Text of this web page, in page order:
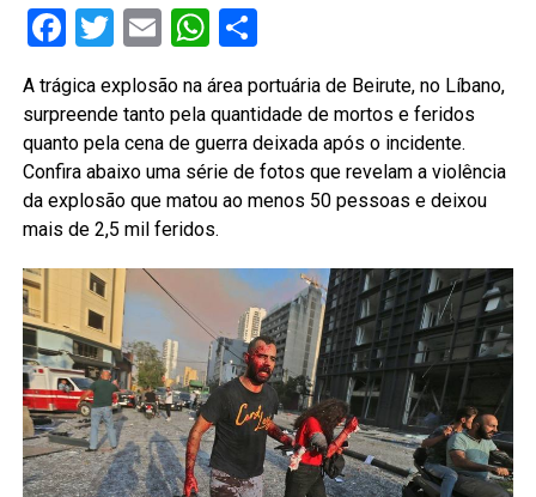
Facebook
Twitter
EmailWhatsApp
Share
A trágica explosão na área portuária de Beirute, no Líbano,
surpreende tanto pela quantidade de mortos e feridos
quanto pela cena de guerra deixada após o incidente.
Confira abaixo uma série de fotos que revelam a violência
da explosão que matou ao menos 50 pessoas e deixou
mais de 2,5 mil feridos.